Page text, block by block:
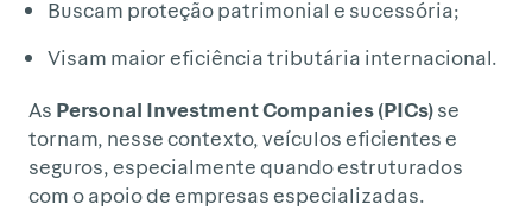
Buscam proteção patrimonial e sucessória;
Visam maior eficiência tributária internacional.
As Personal Investment Companies (PICs)se
tornam, nesse contexto, veículos eficientes e
seguros, especialmente quando estruturados
com o apoio de empresas especializadas.